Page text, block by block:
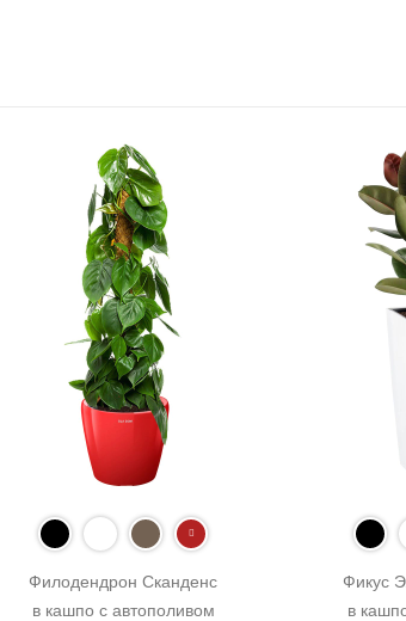
Филодендрон Сканденс
в кашпо с автополивом
Фикус
в